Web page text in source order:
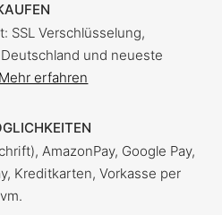
SSL Verschlüsselung,
und neueste
Mehr erfahren
AmazonPay, Google Pay,
Kreditkarten, Vorkasse per